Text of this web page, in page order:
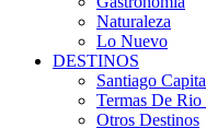
Naturaleza
Lo Nuevo
DESTINOS
Santiago
Termas De
Otros Destinos